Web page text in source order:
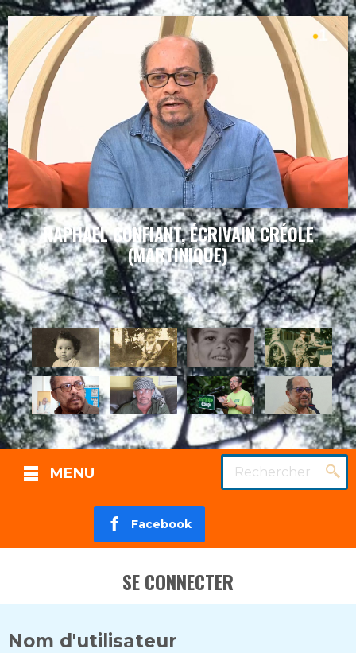
RAPHAEL CONFIANT, ÉCRIVAIN CRÉOLE
(MARTINIQUE)
MENU Rechercher
Facebook
SE CONNECTER
Nom d'utilisateur